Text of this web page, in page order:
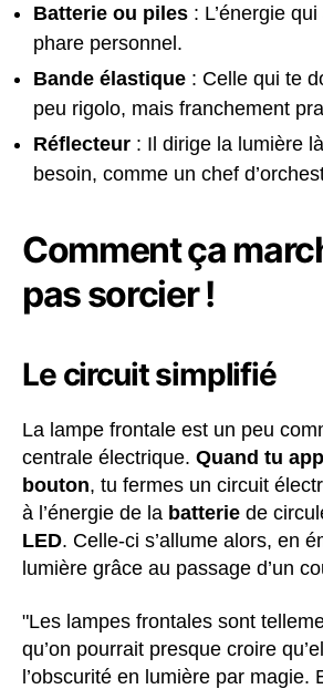
Batterie ou piles : L’énergie
phare personnel.
Bande élastique : Celle qui te
peu rigolo, mais franchement
Réflecteur : Il dirige la lumière
besoin, comme un chef
Comment ça
pas sorcier !
Le circuit simplifié
La lampe frontale est un peu
centrale électrique. Quand tu
bouton, tu fermes un circuit
à l’énergie de la batterie de
LED. Celle-ci s’allume alors, en
lumière grâce au passage d’un
"Les lampes frontales sont
qu’on pourrait presque croire
l’obscurité en lumière par magie.